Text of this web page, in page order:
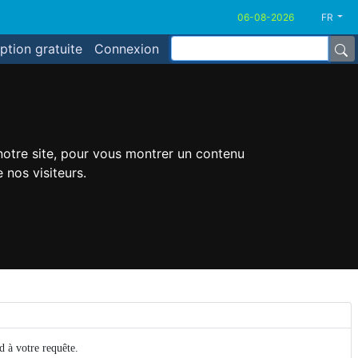
site, pour vous montrer un contenu
nos visiteurs.
FR
gratuite Connexion
à votre requête.